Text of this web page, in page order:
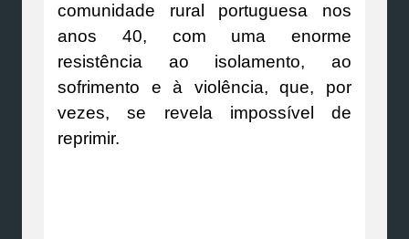
comunidade rural portuguesa nos
anos 40, com uma enorme
resistência ao isolamento, ao
sofrimento e à violência, que, por
vezes, se revela impossível de
reprimir.